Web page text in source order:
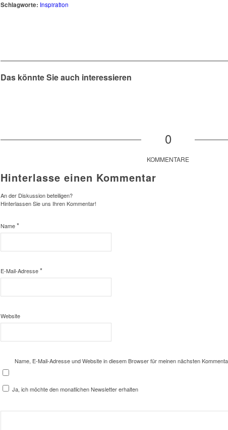
Schlagworte: Inspiration
Das könnte Sie auch interessieren
0
KOMMENTARE
Hinterlasse einen Kommentar
An der Diskussion beteiligen?
Hinterlassen Sie uns Ihren Kommentar!
Name*
E-Mail-Adresse*
Website
Name, E-Mail-Adresse und Website in diesem Browser für meinen nächsten
Ja, ich möchte den monatlichen Newsletter erhalten